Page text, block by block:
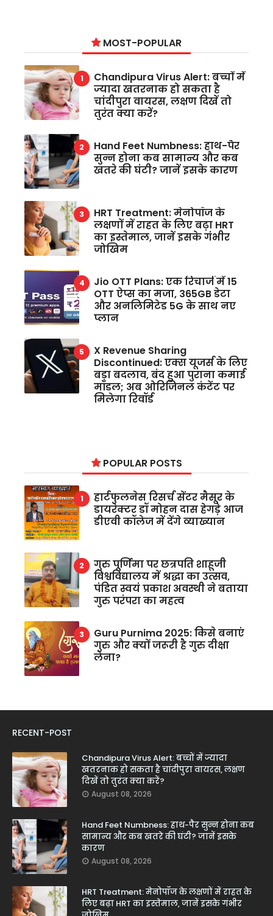
MOST-POPULAR
Chandipura Virus Alert: बच्चों में
ज्यादा खतरनाक हो सकता है
चांदीपुरा वायरस, लक्षण दिखें तो
तुरंत क्या करें?
Hand Feet Numbness: हाथ-पैर
सुन्न होना कब सामान्य और कब
खतरे की घंटी? जानें इसके कारण
HRT Treatment: मेनोपॉज के
लक्षणों में राहत के लिए बढ़ा HRT
का इस्तेमाल, जानें इसके गंभीर
जोखिम
Jio OTT Plans: एक रिचार्ज में 15
OTT ऐप्स का मजा, 365GB डेटा
और अनलिमिटेड 5G के साथ नए
प्लान
X Revenue Sharing
Discontinued: एक्स यूजर्स के लिए
बड़ा बदलाव, बंद हुआ पुराना कमाई
मॉडल; अब ओरिजिनल कंटेंट पर
मिलेगा रिवॉर्ड
POPULAR POSTS
हार्टफुलनेस रिसर्च सेंटर मैसूर के
डायरेक्टर डॉ मोहन दास हेगड़े आज
डीएवी कॉलेज में देंगे व्याख्यान
गुरु पूर्णिमा पर छत्रपति शाहूजी
विश्वविद्यालय में श्रद्धा का उत्सव,
पंडित स्वयं प्रकाश अवस्थी ने बताया
गुरु परंपरा का महत्व
Guru Purnima 2025: किसे बनाएं
गुरु और क्यों जरूरी है गुरु दीक्षा
लेना?
RECENT-POST
Chandipura Virus Alert: बच्चों में ज्यादा
खतरनाक हो सकता है चांदीपुरा वायरस, लक्षण
दिखें तो तुरंत क्या करें?
August 08, 2026
Hand Feet Numbness: हाथ-पैर सुन्न होना कब
सामान्य और कब खतरे की घंटी? जानें इसके
कारण
August 08, 2026
HRT Treatment: मेनोपॉज के लक्षणों में राहत के
लिए बढ़ा HRT का इस्तेमाल, जानें इसके गंभीर